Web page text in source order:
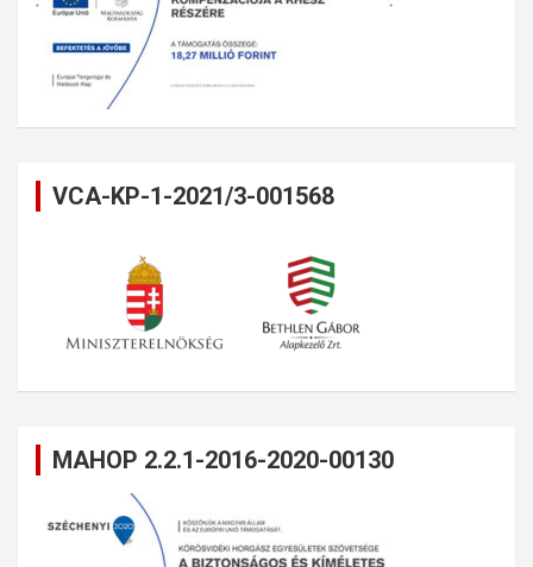
VCA-KP-1-2021/3-001568
MAHOP 2.2.1-2016-2020-00130